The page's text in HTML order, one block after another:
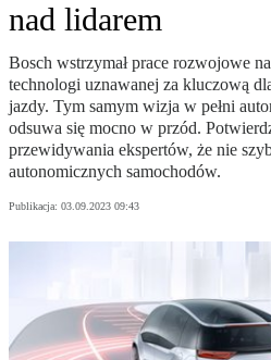
nad lidarem
Bosch wstrzymał prace rozwojowe
technologi uznawanej za kluczową
jazdy. Tym samym wizja w pełni
odsuwa się mocno w przód.
przewidywania ekspertów, że nie
autonomicznych samochodów.
Publikacja: 03.09.2023 09:43